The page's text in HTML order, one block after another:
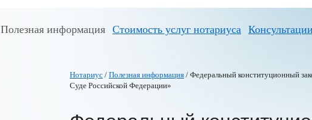
Полезная информация Стоимость услуг нотариуса Консультации
Нотариус / Полезная информация / Федеральный конституционный
Суде Российской Федерации»